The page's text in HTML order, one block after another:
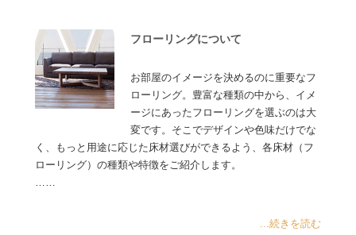
フローリングについて
お部屋のイメージを決めるのに重要なフ
ローリング。豊富な種類の中から、イメ
ージにあったフローリングを選ぶのは大
変です。そこでデザインや色味だけでな
く、もっと用途に応じた床材選びができるよう、各床材（フ
ローリング）の種類や特徴をご紹介します。
……
...続きを読む